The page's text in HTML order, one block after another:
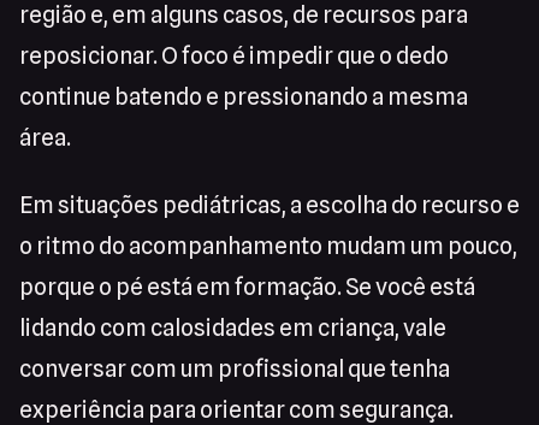
região e, em alguns casos, de recursos para
reposicionar. O foco é impedir que o dedo
continue batendo e pressionando a mesma
área.
Em situações pediátricas, a escolha do recurso e
o ritmo do acompanhamento mudam um pouco,
porque o pé está em formação. Se você está
lidando com calosidades em criança, vale
conversar com um profissional que tenha
experiência para orientar com segurança.